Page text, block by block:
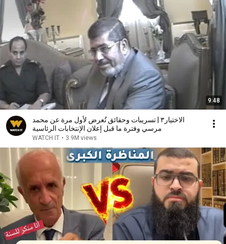
9:48
الاختيار٣ | تسريبات وحقائق تُعرض لأول مرة عن محمد
مرسي وفترة ما قبل إعلان الإنتخابات الرئاسية
WATCH IT • 3.9M views